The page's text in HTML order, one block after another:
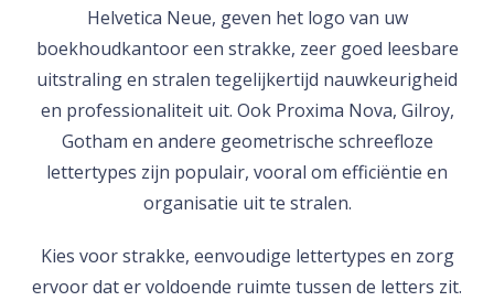
Helvetica Neue, geven het logo van uw
boekhoudkantoor een strakke, zeer goed leesbare
uitstraling en stralen tegelijkertijd nauwkeurigheid
en professionaliteit uit. Ook Proxima Nova, Gilroy,
Gotham en andere geometrische schreefloze
lettertypes zijn populair, vooral om efficiëntie en
organisatie uit te stralen.
Kies voor strakke, eenvoudige lettertypes en zorg
ervoor dat er voldoende ruimte tussen de letters zit.